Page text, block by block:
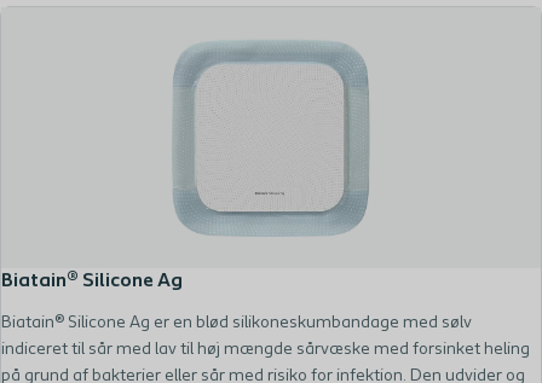
Biatain® Silicone Ag
Biatain® Silicone Ag er en blød silikoneskumbandage med sølv
indiceret til sår med lav til høj mængde sårvæske med forsinket heling
på grund af bakterier eller sår med risiko for infektion. Den udvider og